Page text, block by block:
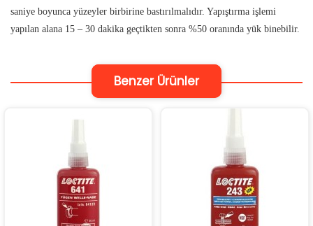
saniye boyunca yüzeyler birbirine bastırılmalıdır. Yapıştırma işlemi
yapılan alana 15 – 30 dakika geçtikten sonra %50 oranında yük binebilir.
Benzer Ürünler